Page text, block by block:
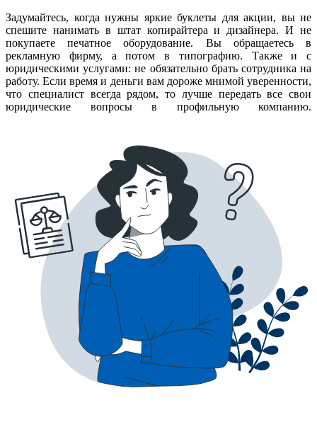
Задумайтесь, когда нужны яркие буклеты для акции, вы не
спешите нанимать в штат копирайтера и дизайнера. И не
покупаете печатное оборудование. Вы обращаетесь в
рекламную фирму, а потом в типографию. Также и с
юридическими услугами: не обязательно брать сотрудника на
работу. Если время и деньги вам дороже мнимой уверенности,
что специалист всегда рядом, то лучше передать все свои
юридические вопросы в профильную компанию.